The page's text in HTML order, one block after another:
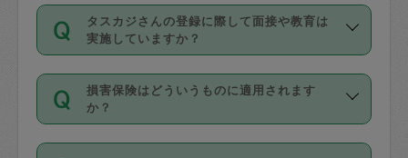
動計算で表示されます。
開始時間を２時間前後変更することが可
能です。依頼送信後、個別にタスカジさ
んにメッセージを送り調整してくださ
い。ただし、２時間を越えての調整はで
する前にタスカジさんのプロフィールで
確認してください。
基本的に、高所での作業や危険作業、屋
外での作業は対象外です。
主婦として長年の家事経験をお持ちの
方、栄養士・調理師といった資格者で保
育園や学校の給食やレストランで料理関
係の専門職に従事されていた方、日本で
すでにハウスキーパーや英語の先生とし
てお仕事をしているフィリピン出身の
タスカジさんの登録に際して面接や教育は
実施していますか？
応募の際に、各自事務局との面接と説明
を行っています。その後、身分証明書の
写真提出をしていただいています。外国
損害保険はどういうものに適用されます
か？
依頼者とタスカジさんとの間でタスカジ